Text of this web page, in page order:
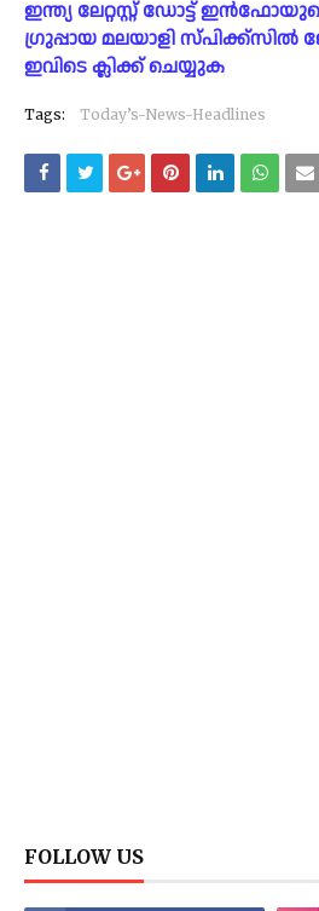
ഇന്ത്യ ലേറ്റസ്റ്റ് ഡോട്ട്
ഗ്രുപ്പായ മലയാളി സ്പിക്ക്സിൽ
ഇവിടെ ക്ലിക്ക് ചെയ്യുക
Tags: Today’s-News-Headlines
FOLLOW US